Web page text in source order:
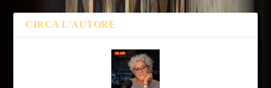
CIRCA L'AUTORE